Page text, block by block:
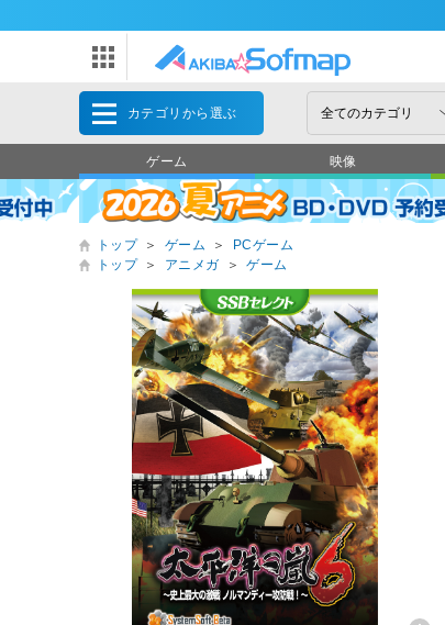
カテゴリから選ぶ
ゲーム 映像
トップ ＞ ゲーム ＞
PCゲーム
トップ
＞ アニメガ ＞ ゲーム